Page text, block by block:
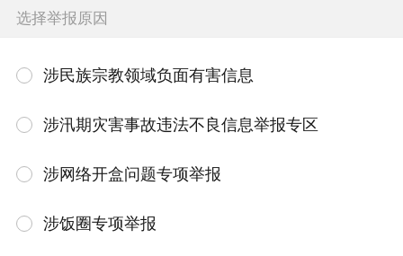
选择举报原因
涉民族宗教领域负面有害信息
涉汛期灾害事故违法不良信息举报专区
涉网络开盒问题专项举报
涉饭圈专项举报